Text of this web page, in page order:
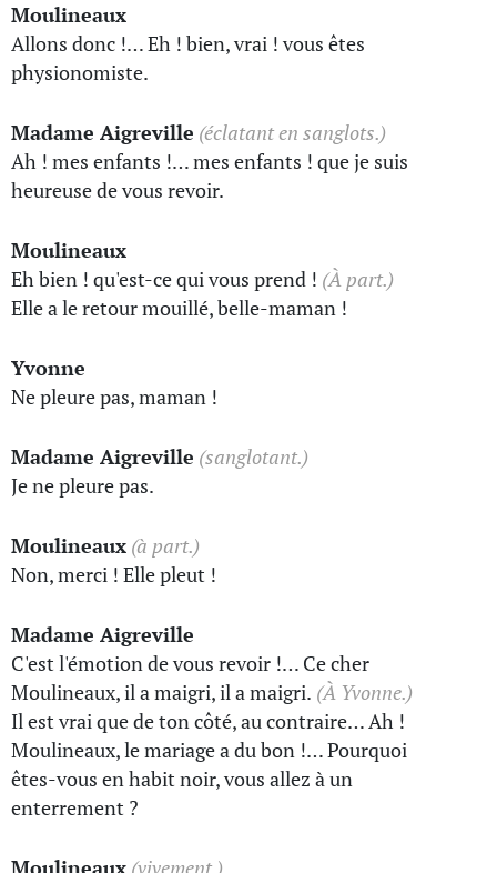
Moulineaux
Allons donc !… Eh ! bien, vrai ! vous êtes
physionomiste.
Madame Aigreville (éclatant en sanglots.)
Ah ! mes enfants !… mes enfants ! que je suis
heureuse de vous revoir.
Moulineaux
Eh bien ! qu'est-ce qui vous prend ! (À part.)
Elle a le retour mouillé, belle-maman !
Yvonne
Ne pleure pas, maman !
Madame Aigreville (sanglotant.)
Je ne pleure pas.
Moulineaux (à part.)
Non, merci ! Elle pleut !
Madame Aigreville
C'est l'émotion de vous revoir !… Ce cher
Moulineaux, il a maigri, il a maigri. (À Yvonne.)
Il est vrai que de ton côté, au contraire… Ah !
Moulineaux, le mariage a du bon !… Pourquoi
êtes-vous en habit noir, vous allez à un
enterrement ?